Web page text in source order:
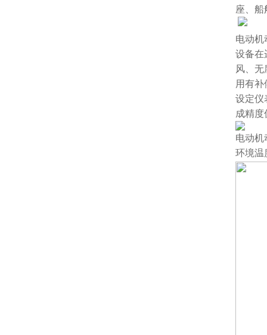
座、
电动
设备在
风、
用有
设定仪
成精
电动
环境温